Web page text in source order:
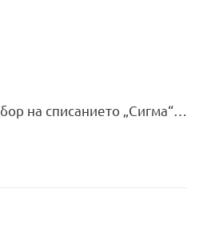
на списанието „Сигма“…